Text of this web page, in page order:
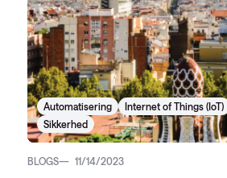
Automatisering Internet of Things (IoT)
Sikkerhed
BLOGS 11/14/2023